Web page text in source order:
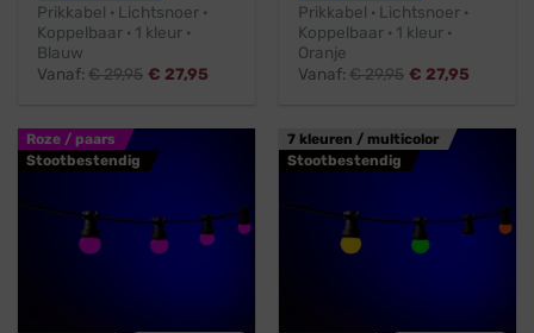
Prikkabel · Lichtsnoer ·
Koppelbaar · 1 kleur ·
Blauw
Vanaf:€29,95 € 27,95
Prikkabel · Lichtsnoer ·
Koppelbaar · 1 kleur ·
Oranje
Vanaf:€29,95 € 27,95
Roze / paars
Stootbestendig
7 kleuren / multicolor
Stootbestendig